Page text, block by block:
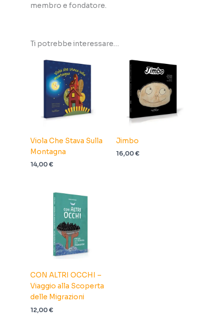
membro e fondatore.
Ti potrebbe interessare…
Viola Che Stava Sulla
Montagna
14,00€
Jimbo
16,00€
CON ALTRI OCCHI –
Viaggio alla Scoperta
delle Migrazioni
12,00€